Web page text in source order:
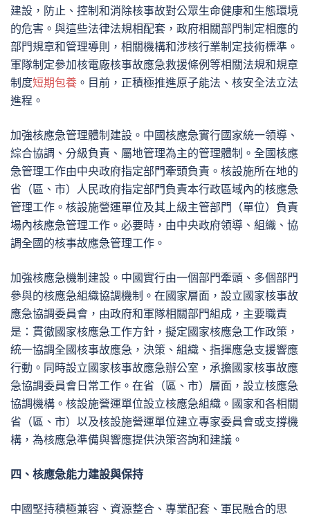
建設，防止、控制和消除核事故對公眾生命健康和生態環境
的危害。與這些法律法規相配套，政府相關部門制定相應的
部門規章和管理導則，相關機構和涉核行業制定技術標準。
軍隊制定參加核電廠核事故應急救援條例等相關法規和規章
制度短期包養 。目前，正積極推進原子能法、核安全法立法
進程。
加強核應急管理體制建設。中國核應急實行國家統一領導、
綜合協調、分級負責、屬地管理為主的管理體制。全國核應
急管理工作由中央政府指定部門牽頭負責。核設施所在地的
省（區、市）人民政府指定部門負責本行政區域內的核應急
管理工作。核設施營運單位及其上級主管部門（單位）負責
場內核應急管理工作。必要時，由中央政府領導、組織、協
調全國的核事故應急管理工作。
加強核應急機制建設。中國實行由一個部門牽頭、多個部門
參與的核應急組織協調機制。在國家層面，設立國家核事故
應急協調委員會，由政府和軍隊相關部門組成，主要職責
是：貫徹國家核應急工作方針，擬定國家核應急工作政策，
統一協調全國核事故應急，決策、組織、指揮應急支援響應
行動。同時設立國家核事故應急辦公室，承擔國家核事故應
急協調委員會日常工作。在省（區、市）層面，設立核應急
協調機構。核設施營運單位設立核應急組織。國家和各相關
省（區、市）以及核設施營運單位建立專家委員會或支撐機
構，為核應急準備與響應提供決策咨詢和建議。
四、核應急能力建設與保持
中國堅持積極兼容、資源整合、專業配套、軍民融合的思